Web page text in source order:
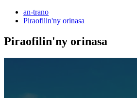
an-trano
Piraofilin'ny orinasa
Piraofilin'ny orinasa